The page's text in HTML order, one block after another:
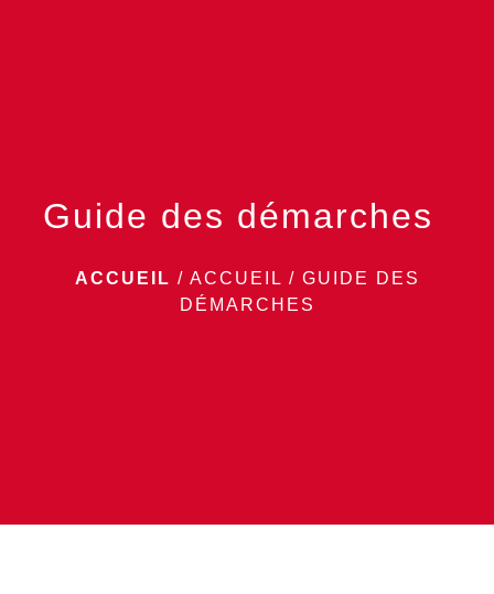
Guide des démarches
ACCUEIL / ACCUEIL / GUIDE DES
DÉMARCHES